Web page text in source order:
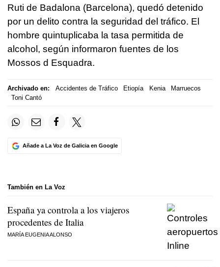
Ruti de Badalona (Barcelona), quedó detenido
por un delito contra la seguridad del tráfico. El
hombre quintuplicaba la tasa permitida de
alcohol, según informaron fuentes de los
Mossos d Esquadra.
Archivado en: Accidentes de Tráfico Etiopía Kenia
Marruecos
Toni Cantó
Añade a La Voz de Galicia en Google
También en La Voz
España ya controla a los viajeros
procedentes de Italia
MARÍA EUGENIA ALONSO